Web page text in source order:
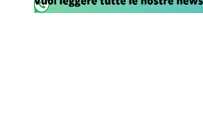
Rassegna Lazio